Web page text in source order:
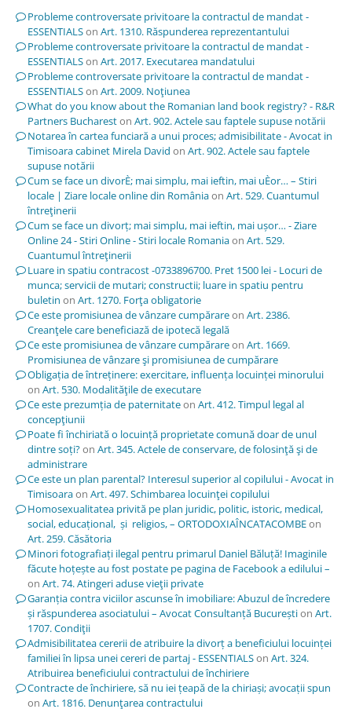
Probleme controversate privitoare la contractul de mandat -
ESSENTIALSon Art. 1310. Răspunderea reprezentantului
Probleme controversate privitoare la contractul de mandat -
ESSENTIALSon Art. 2017. Executarea mandatului
Probleme controversate privitoare la contractul de mandat -
ESSENTIALSon Art. 2009. Noţiunea
What do you know about the Romanian land book registry? - R&R
Partners Buchareston Art. 902. Actele sau faptele supuse notării
Notarea în cartea funciară a unui proces; admisibilitate - Avocat in
Timisoara cabinet Mirela David on Art. 902. Actele sau faptele
supuse notării
Cum se face un divorÈ; mai simplu, mai ieftin, mai uÈor… – Stiri
locale | Ziare locale online din Româniaon Art. 529. Cuantumul
întreţinerii
Cum se face un divorț; mai simplu, mai ieftin, mai ușor… - Ziare
Online 24 - Stiri Online - Stiri locale Romaniaon Art. 529.
Cuantumul întreţinerii
Luare in spatiu contracost -0733896700. Pret 1500 lei - Locuri de
munca; servicii de mutari; constructii; luare in spatiu pentru
buletin on Art. 1270. Forţa obligatorie
Ce este promisiunea de vânzare cumpărareon Art. 2386.
Creanţele care beneficiază de ipotecă legală
Ce este promisiunea de vânzare cumpărareon Art. 1669.
Promisiunea de vânzare şi promisiunea de cumpărare
Obligația de întreținere: exercitare, influența locuinței minorului
on Art. 530. Modalităţile de executare
Ce este prezumția de paternitateon Art. 412. Timpul legal al
concepţiunii
Poate fi închiriată o locuință proprietate comună doar de unul
dintre soți?on Art. 345. Actele de conservare, de folosinţă şi de
administrare
Ce este un plan parental? Interesul superior al copilului - Avocat in
Timisoaraon Art. 497. Schimbarea locuinţei copilului
Homosexualitatea privită pe plan juridic, politic, istoric, medical,
social, educațional, și religios, – ORTODOXIAÎNCATACOMBEon
Art. 259. Căsătoria
Minori fotografiați ilegal pentru primarul Daniel Băluță! Imaginile
făcute hoțește au fost postate pe pagina de Facebook a edilului –
on Art. 74. Atingeri aduse vieţii private
Garanția contra viciilor ascunse în imobiliare: Abuzul de încredere
și răspunderea asociatului – Avocat Consultanță Bucureștion Art.
1707. Condiţii
Admisibilitatea cererii de atribuire la divorț a beneficiului locuinței
familiei în lipsa unei cereri de partaj - ESSENTIALSon Art. 324.
Atribuirea beneficiului contractului de închiriere
Contracte de închiriere, să nu iei țeapă de la chiriași; avocații spun
on Art. 1816. Denunţarea contractului